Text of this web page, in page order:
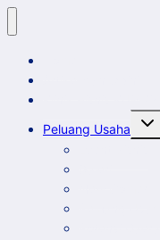
Peluang Usaha